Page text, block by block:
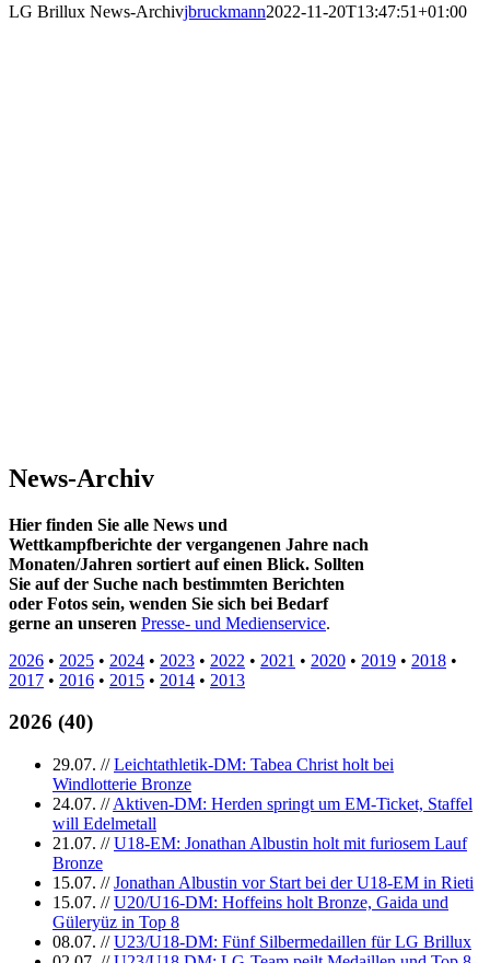
LG Brillux News-Archivjbruckmann2022-11-20T13:47:51+01:00
News-Archiv
Hier finden Sie alle News und
Wettkampfberichte der vergangenen Jahre nach
Monaten/Jahren sortiert auf einen Blick. Sollten
Sie auf der Suche nach bestimmten Berichten
oder Fotos sein, wenden Sie sich bei Bedarf
gerne an unseren Presse- und Medienservice.
2026 • 2025 • 2024 • 2023 • 2022 • 2021 • 2020 • 2019 • 2018 •
2017 • 2016 • 2015 • 2014 • 2013
2026 (40)
29.07. //Leichtathletik-DM: Tabea Christ holt bei
Windlotterie Bronze
24.07. //Aktiven-DM: Herden springt um EM-Ticket, Staffel
will Edelmetall
21.07. //U18-EM: Jonathan Albustin holt mit furiosem Lauf
Bronze
15.07. //Jonathan Albustin vor Start bei der U18-EM in Rieti
15.07. //U20/U16-DM: Hoffeins holt Bronze, Gaida und
Güleryüz in Top 8
08.07. //U23/U18-DM: Fünf Silbermedaillen für LG Brillux